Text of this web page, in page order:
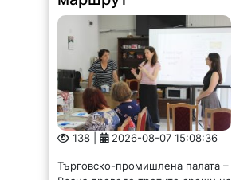
138 | 2026-08-07 15:08:36
Търговско-промишлена палата –
Враца проведе третите срещи на
заинтересованите страни в
Бистрец (гр. Враца) и село